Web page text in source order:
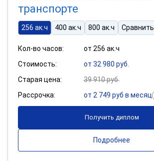
транспорте
256 ак.ч 400 ак.ч 800 ак.ч Сравнить
Кол-во часов:
от 256 ак.ч
Стоимость:
от 32 980 руб.
Старая цена:
39 910 руб.
Рассрочка:
от 2 749 руб в месяц
Получить диплом
Подробнее